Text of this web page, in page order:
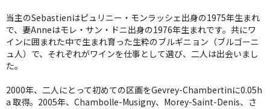
当主のSebastienはピュリニー・モンラッシェ出身の1975年生まれ
で、妻Anneはモレ・サン・ドニ出身の1976年生まれです。共にワ
インに囲まれた中で生まれ育った生粋のブルギニョン（ブルゴーニ
ュ人）で、それぞれがワインを仕事として選び、二人は出会いまし
た。
2000年、二人にとって初めての区画をGevrey-Chambertinに0.05h
a 取得。2005年、Chambolle-Musigny、Morey-Saint-Denis、さ